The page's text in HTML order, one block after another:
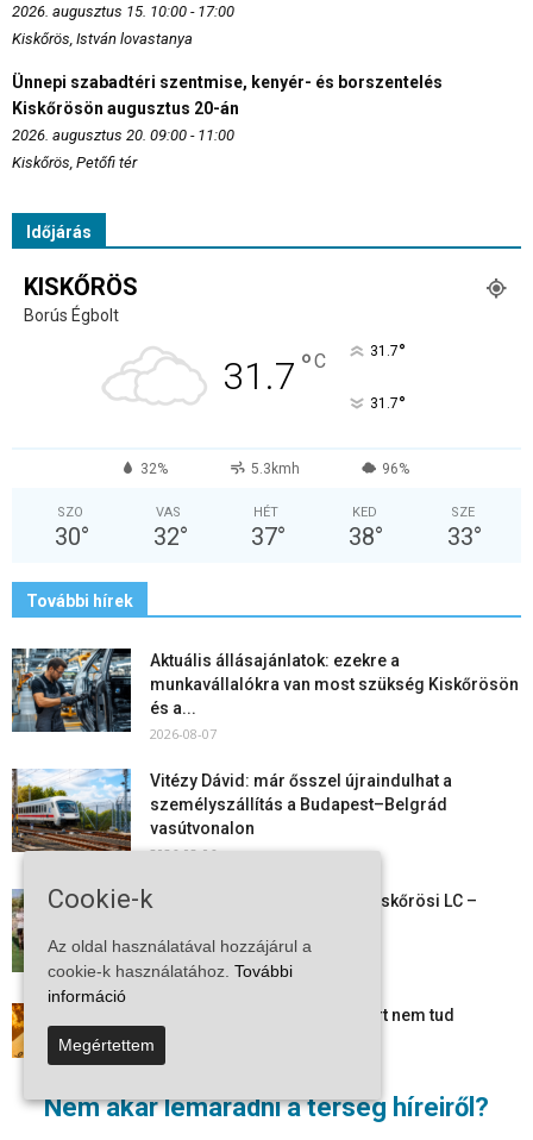
Nem akar lemaradni a térség híreiről?
2026. augusztus 15. 10:00 - 17:00
Kiskőrös, István lovastanya
Ünnepi szabadtéri szentmise, kenyér- és borszentelés
Kiskőrösön augusztus 20-án
2026. augusztus 20. 09:00 - 11:00
Kiskőrös, Petőfi tér
Időjárás
KISKŐRÖS
Borús Égbolt
31.7 °C 31.7°
31.7°
32% 5.3kmh 96%
SZO
30°
VAS
32°
HÉT
37°
KED
38°
SZE
33°
További hírek
Aktuális állásajánlatok: ezekre a
munkavállalókra van most szükség Kiskőrösön
és a...
2026-08-07
Vitézy Dávid: már ősszel újraindulhat a
személyszállítás a Budapest–Belgrád
vasútvonalon
2026-08-06
Megkezdte a felkészülést a Kiskőrösi LC –
2026-08-06
Mi történik Európa felett? Ezért nem tud
szabadulni a kontinens a...
2026-08-05
Cookie-k
Az oldal használatával hozzájárul a
cookie-k használatához. További
információ
Megértettem